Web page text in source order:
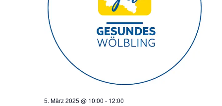
5. März 2025 @ 10:00 - 12:00